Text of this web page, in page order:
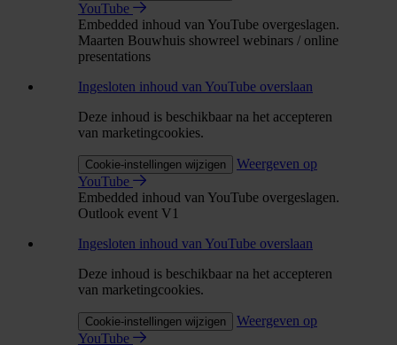
YouTube
Embedded inhoud van YouTube overgeslagen.
Maarten Bouwhuis showreel webinars / online
presentations
Ingesloten inhoud van YouTube overslaan
Deze inhoud is beschikbaar na het accepteren
van marketingcookies.
Cookie-instellingen wijzigen
Weergeven op
YouTube
Embedded inhoud van YouTube overgeslagen.
Outlook event V1
Ingesloten inhoud van YouTube overslaan
Deze inhoud is beschikbaar na het accepteren
van marketingcookies.
Cookie-instellingen wijzigen
Weergeven op
YouTube